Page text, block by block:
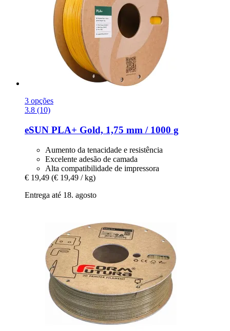
3 opções
3.8 (10)
eSUN PLA+ Gold, 1,75 mm / 1000 g
Aumento da tenacidade e resistência
Excelente adesão de camada
Alta compatibilidade de impressora
€ 19,49 (€ 19,49 / kg)
Entrega até 18. agosto